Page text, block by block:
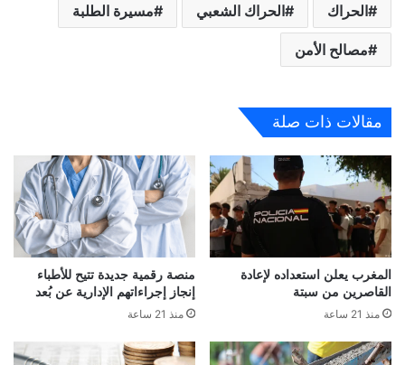
الحراك الحراك الشعبي مسيرة الطلبة
مصالح الأمن
مقالات ذات صلة
المغرب يعلن استعداده لإعادة
القاصرين من سبتة
منذ 21 ساعة
منصة رقمية جديدة تتيح للأطباء
إنجاز إجراءاتهم الإدارية عن بُعد
منذ 21 ساعة